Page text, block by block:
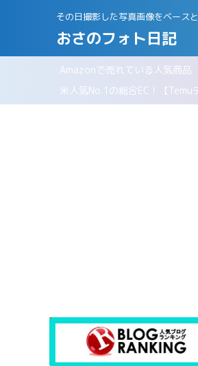
その日撮影した写真画像をベース
おさのフォト日記
Amazonで売れている人気商品
米人気No.1の総合EC！【Temu